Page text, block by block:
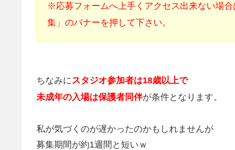
※応募フォームへ上手くアクセス出来ない場
集」のバナーを押して下さい。
ちなみに スタジオ参加者は18歳以上で
未成年の入場は保護者同伴が条件となります。
私が気づくのが遅かったのかもしれませんが
募集期間が約1週間と短いｗ